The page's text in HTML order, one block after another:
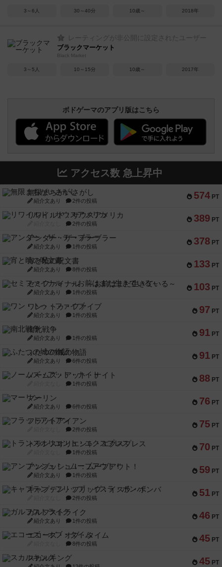
3～6人 30～40分 10歳～ 2018年
レーティングが非公開に設定されたユーザー
ブラックマーケット
Black Market
3～5人 10～15分 10歳～ 2017年
ボドゲーマのアプリ版はこちら
アクセス数 急上昇中
574 PT
無限まちがいさがし
紹介文あり 2件の投稿
389 PT
リワイルド：サウスアメリカ
2件の投稿
378 PT
アンダー・ザ・テーブラー
紹介文あり 1件の投稿
133 PT
宵と暁の呪文書
紹介文あり 8件の投稿
103 PT
セミファイナル ～お前はまだ生きている～
紹介文あり 1件の投稿
97 PT
ワン・トゥ・ファイブ
紹介文あり 1件の投稿
91 PT
南北戦争
紹介文あり 1件の投稿
91 PT
ふたつの城の物語
紹介文あり 6件の投稿
88 PT
ノームズ・アット・ナイト
1件の投稿
76 PT
マーリン
紹介文あり 6件の投稿
75 PT
フラットアイアン
2件の投稿
70 PT
トランスオリエント・エクスプレス
1件の投稿
59 PT
アンブッシュ！：ムーブアウト！
紹介文あり 1件の投稿
51 PT
キャプテン・フリップ：イスラ・ボンバ
2件の投稿
46 PT
ガルフストライク
紹介文あり 1件の投稿
45 PT
エコーズ・オブ・タイム
8件の投稿
45 PT
スカルキング